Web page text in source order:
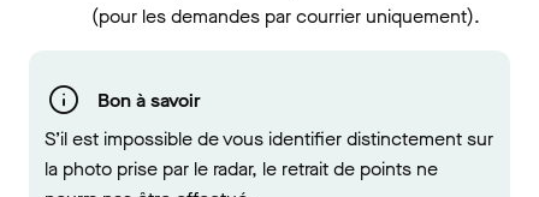
(pour les demandes par courrier uniquement).
Bon à savoir
S’il est impossible de vous identifier distinctement sur
la photo prise par le radar, le retrait de points ne